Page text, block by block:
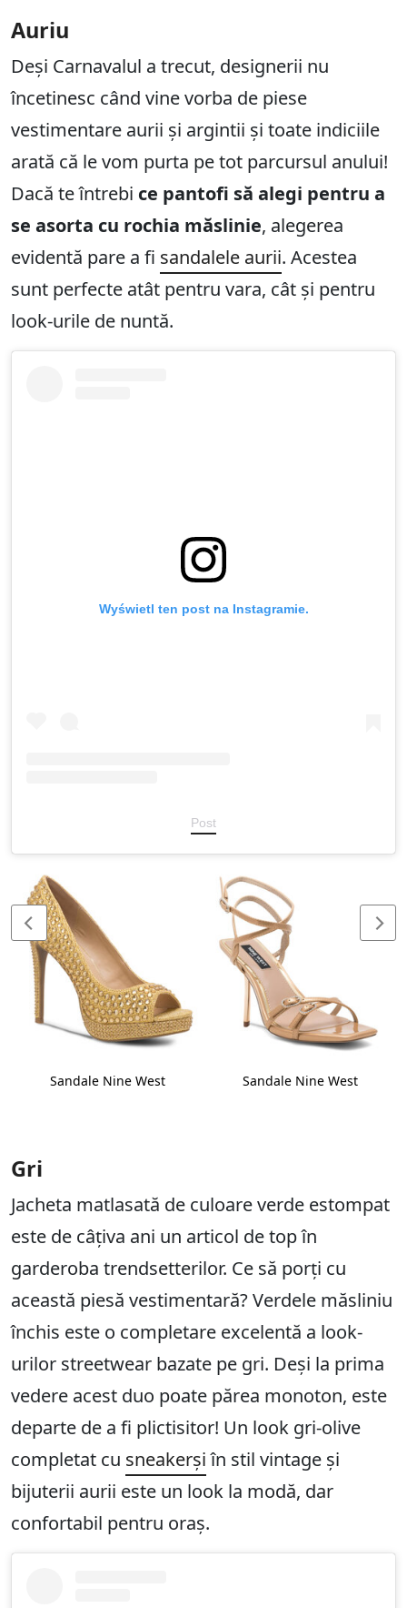
Auriu
Deși Carnavalul a trecut, designerii nu
încetinesc când vine vorba de piese
vestimentare aurii și argintii și toate indiciile
arată că le vom purta pe tot parcursul anului!
Dacă te întrebi ce pantofi să alegi pentru a
se asorta cu rochia măslinie, alegerea
evidentă pare a fi sandalele aurii. Acestea
sunt perfecte atât pentru vara, cât și pentru
look-urile de nuntă.
Wyświetl ten post na Instagramie.
Post
Sandale Nine West Sandale Nine West
Gri
Jacheta matlasată de culoare verde estompat
este de câțiva ani un articol de top în
garderoba trendsetterilor. Ce să porți cu
această piesă vestimentară? Verdele măsliniu
închis este o completare excelentă a look-
urilor streetwear bazate pe gri. Deși la prima
vedere acest duo poate părea monoton, este
departe de a fi plictisitor! Un look gri-olive
completat cu sneakerșiîn stil vintage și
bijuterii aurii este un look la modă, dar
confortabil pentru oraș.